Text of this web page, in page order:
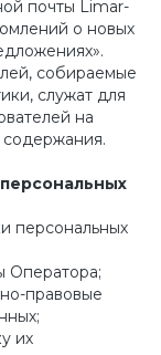
почты Limar-
о новых
собираемые
служат для
на
содержания.
персональных
Оператора;
правовые
их